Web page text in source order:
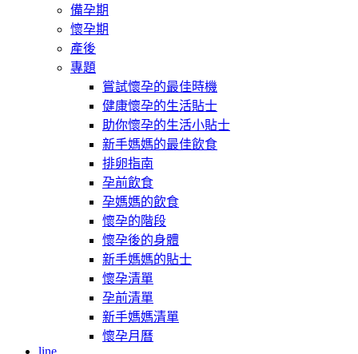
備孕期
懷孕期
產後
專題
嘗試懷孕的最佳時機
健康懷孕的生活貼士
助你懷孕的生活小貼士
新手媽媽的最佳飲食
排卵指南
孕前飲食
孕媽媽的飲食
懷孕的階段
懷孕後的身體
新手媽媽的貼士
懷孕清單
孕前清單
新手媽媽清單
懷孕月曆